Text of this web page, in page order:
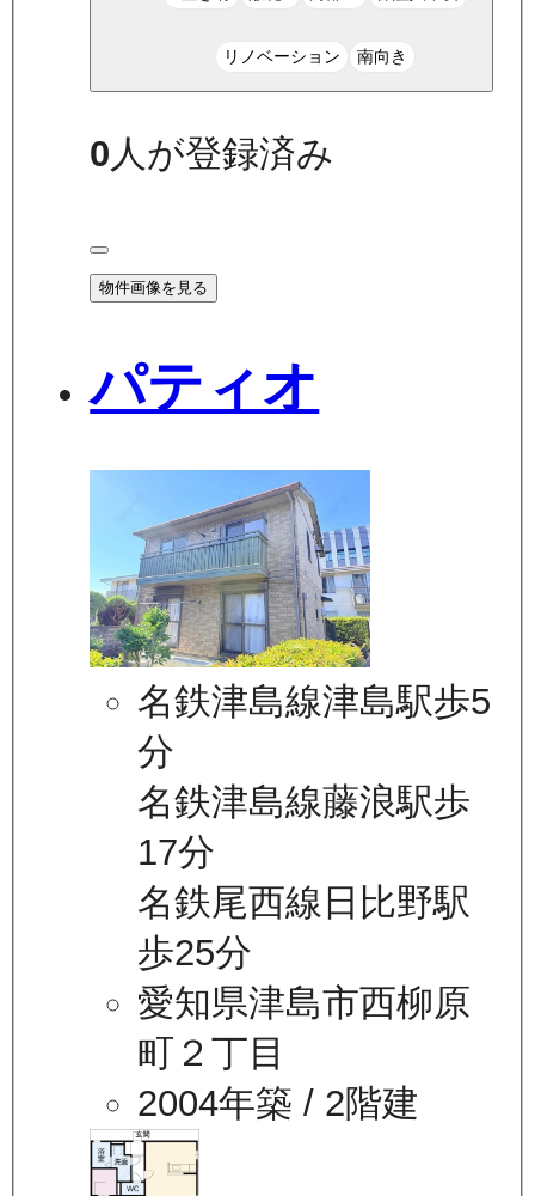
リノベーション 南向き
0人が登録済み
物件画像を見る
パティオ
名鉄津島線津島駅歩5
分
名鉄津島線藤浪駅歩
17分
名鉄尾西線日比野駅
歩25分
愛知県津島市西柳原
町２丁目
2004年築 / 2階建